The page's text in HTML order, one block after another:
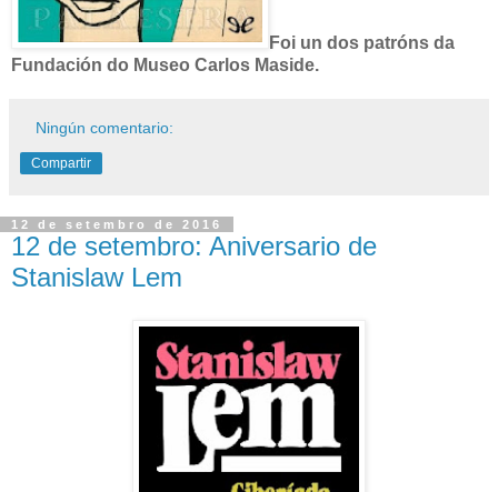
Foi un dos patróns da
Fundación do Museo Carlos Maside.
Ningún comentario:
Compartir
12 de setembro de 2016
12 de setembro: Aniversario de
Stanislaw Lem